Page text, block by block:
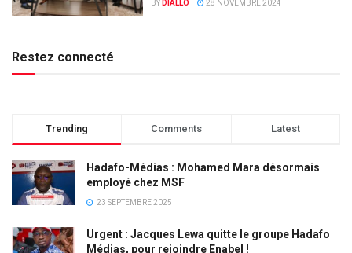
BY DIALLO 28 NOVEMBRE 2024
Restez connecté
Trending Comments Latest
Hadafo-Médias : Mohamed Mara désormais
employé chez MSF
23 SEPTEMBRE 2025
Urgent : Jacques Lewa quitte le groupe Hadafo
Médias, pour rejoindre Enabel !